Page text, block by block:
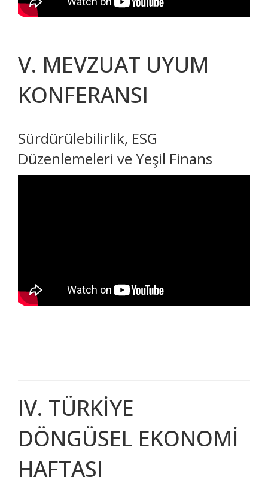
V. MEVZUAT UYUM
KONFERANSI
Sürdürülebilirlik, ESG
Düzenlemeleri ve Yeşil Finans
IV. TÜRKİYE
DÖNGÜSEL EKONOMİ
HAFTASI